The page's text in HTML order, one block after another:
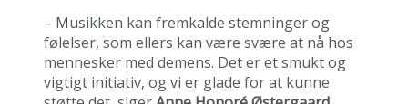
– Musikken kan fremkalde stemninger og
følelser, som ellers kan være svære at nå hos
mennesker med demens. Det er et smukt og
vigtigt initiativ, og vi er glade for at kunne